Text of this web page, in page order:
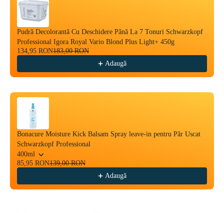
Pudră Decolorantă Cu Deschidere Până La 7 Tonuri Schwarzkopf
Professional Igora Royal Vario Blond Plus Light+ 450g
134,95 RON183,00 RON
Adaugă
Bonacure Moisture Kick Balsam Spray leave-in pentru Păr Uscat
Schwarzkopf Professional
400ml
85,95 RON139,00 RON
Adaugă